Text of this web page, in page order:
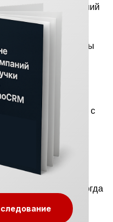
магазинов и компаний
заказов.
платформы
тем, кто хочет
например,
в
заказы с
требуют
и хорошо работают
API — это
под конкретные
вариант нужен, когда
заказов в день,
продаж и